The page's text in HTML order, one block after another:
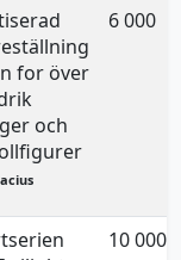
for över
och
6 000
10 000